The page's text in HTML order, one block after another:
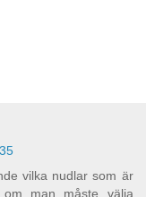
vilka nudlar som är
man måste välja